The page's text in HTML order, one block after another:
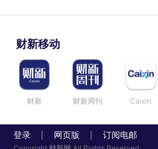
财新移动
财新 财新周刊 Caixin
登录 网页版 订阅电邮